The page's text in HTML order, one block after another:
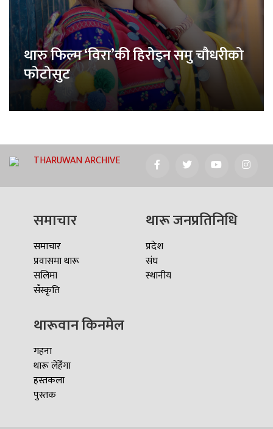
थारु फिल्म ‘विरा’की हिरोइन समु चौधरीको
फोटोसुट
THARUWAN ARCHIVE
समाचार
समाचार
प्रवासमा थारू
सलिमा
सँस्कृति
थारू जनप्रतिनिधि
प्रदेश
संघ
स्थानीय
थारूवान किनमेल
गहना
थारू लेहेँगा
हस्तकला
पुस्तक